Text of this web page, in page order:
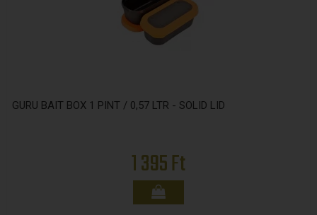
GURU BAIT BOX 1 PINT / 0,57 LTR - SOLID LID
1 395 Ft